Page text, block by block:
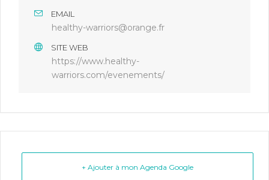
EMAIL
healthy-warriors@orange.fr
SITE WEB
https://www.healthy-
warriors.com/evenements/
+ Ajouter à mon Agenda Google